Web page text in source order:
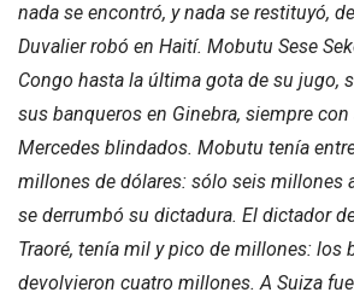
nada se encontró, y nada se restituyó,
Duvalier robó en Haití. Mobutu Sese
Congo hasta la última gota de su jugo,
sus banqueros en Ginebra, siempre
Mercedes blindados. Mobutu tenía
millones de dólares: sólo seis millones
se derrumbó su dictadura. El dictador
Traoré, tenía mil y pico de millones: los
devolvieron cuatro millones. A Suiza